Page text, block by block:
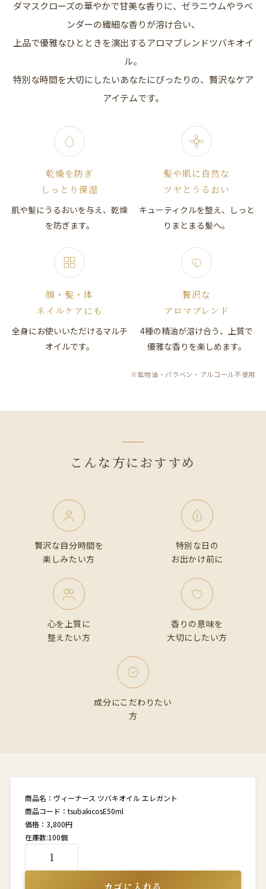
ダマスクローズの華やかで甘美な香りに、ゼラニウムやラベ
ンダーの繊細な香りが溶け合い、
上品で優雅なひとときを演出するアロマブレンドツバキオイ
ル。
特別な時間を大切にしたいあなたにぴったりの、贅沢なケア
アイテムです。
乾燥を防ぎ
しっとり保湿
肌や髪にうるおいを与え、乾燥
を防ぎます。
髪や肌に自然な
ツヤとうるおい
キューティクルを整え、しっと
りまとまる髪へ。
顔・髪・体
ネイルケアにも
全身にお使いいただけるマルチ
オイルです。
贅沢な
アロマブレンド
4種の精油が溶け合う、上質で
優雅な香りを楽しめます。
※鉱物油・パラベン・アルコール不使用
こんな方におすすめ
贅沢な自分時間を
楽しみたい方
特別な日の
お出かけ前に
心を上質に
整えたい方
香りの意味を
大切にしたい方
成分にこだわりたい
方
商品名：ヴィーナース ツバキオイル エレガント
商品コード：tsubakicosE50ml
価格：3,800円
在庫数:100個